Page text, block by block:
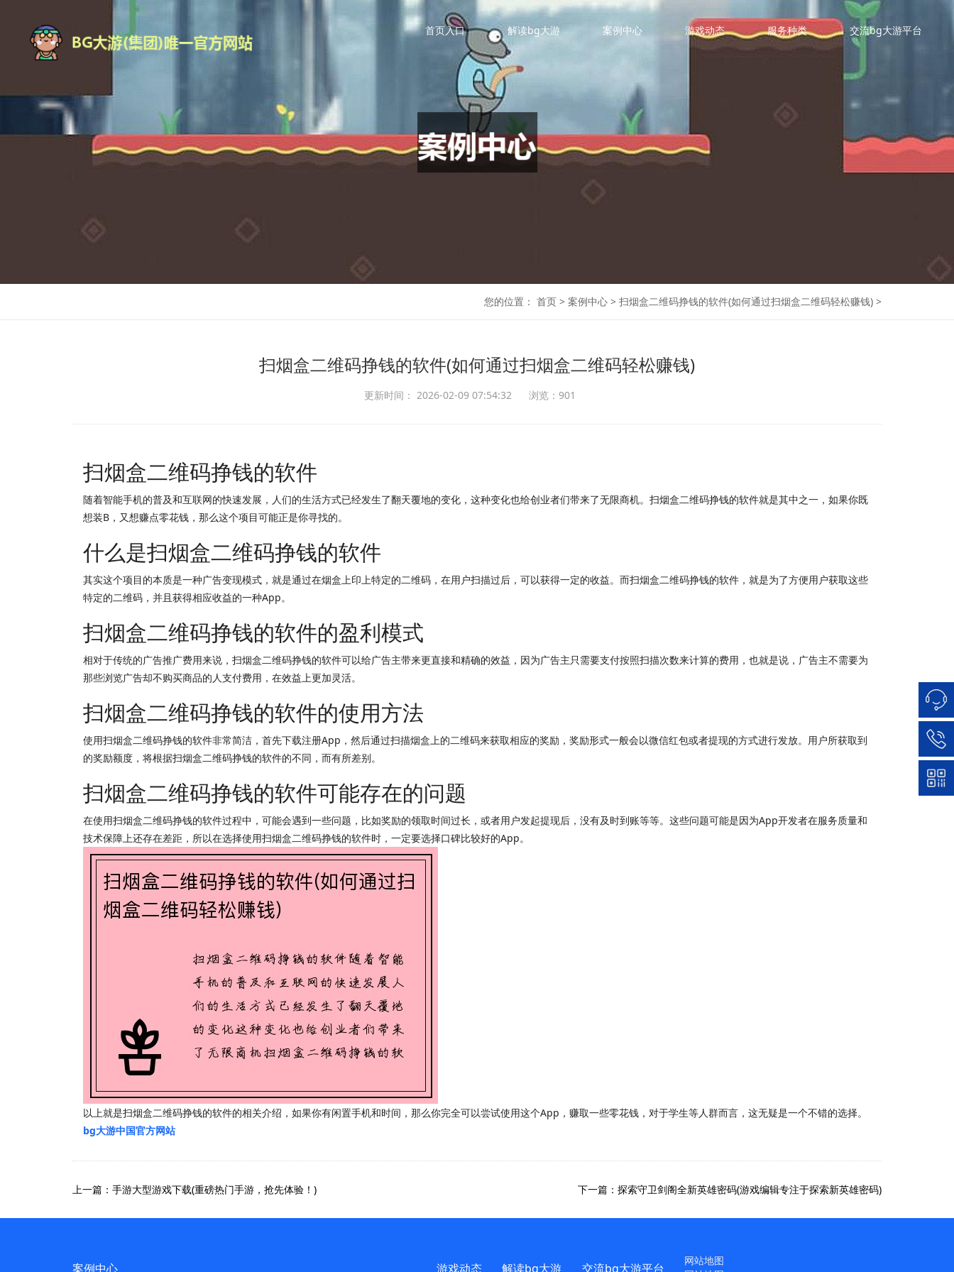
首页入口 解读bg大游 案例中心 游戏动态 服务种类 交流bg大游平台
您的位置： 首页 > 案例中心 > 扫烟盒二维码挣钱的软件(如何通过扫烟盒二维码轻松赚钱) >
扫烟盒二维码挣钱的软件(如何通过扫烟盒二维码轻松赚钱)
更新时间： 2026-02-09 07:54:32 浏览：901
扫烟盒二维码挣钱的软件
随着智能手机的普及和互联网的快速发展，人们的生活方式已经发生了翻天覆地的变化，这种变化也给创业者们带来了无限商机。扫烟盒二维码挣钱的软件就是其中之一，如果你既
想装B，又想赚点零花钱，那么这个项目可能正是你寻找的。
什么是扫烟盒二维码挣钱的软件
其实这个项目的本质是一种广告变现模式，就是通过在烟盒上印上特定的二维码，在用户扫描过后，可以获得一定的收益。而扫烟盒二维码挣钱的软件，就是为了方便用户获取这些
特定的二维码，并且获得相应收益的一种App。
扫烟盒二维码挣钱的软件的盈利模式
相对于传统的广告推广费用来说，扫烟盒二维码挣钱的软件可以给广告主带来更直接和精确的效益，因为广告主只需要支付按照扫描次数来计算的费用，也就是说，广告主不需要为
那些浏览广告却不购买商品的人支付费用，在效益上更加灵活。
扫烟盒二维码挣钱的软件的使用方法
使用扫烟盒二维码挣钱的软件非常简洁，首先下载注册App，然后通过扫描烟盒上的二维码来获取相应的奖励，奖励形式一般会以微信红包或者提现的方式进行发放。用户所获取到
的奖励额度，将根据扫烟盒二维码挣钱的软件的不同，而有所差别。
扫烟盒二维码挣钱的软件可能存在的问题
在使用扫烟盒二维码挣钱的软件过程中，可能会遇到一些问题，比如奖励的领取时间过长，或者用户发起提现后，没有及时到账等等。这些问题可能是因为App开发者在服务质量和
技术保障上还存在差距，所以在选择使用扫烟盒二维码挣钱的软件时，一定要选择口碑比较好的App。
以上就是扫烟盒二维码挣钱的软件的相关介绍，如果你有闲置手机和时间，那么你完全可以尝试使用这个App，赚取一些零花钱，对于学生等人群而言，这无疑是一个不错的选择。
bg大游中国官方网站
上一篇：手游大型游戏下载(重磅热门手游，抢先体验！) 下一篇：探索守卫剑阁全新英雄密码(游戏编辑专注于探索新英雄密码)
案例中心 游戏动态 解读bg大游 交流bg大游平台
网站地图